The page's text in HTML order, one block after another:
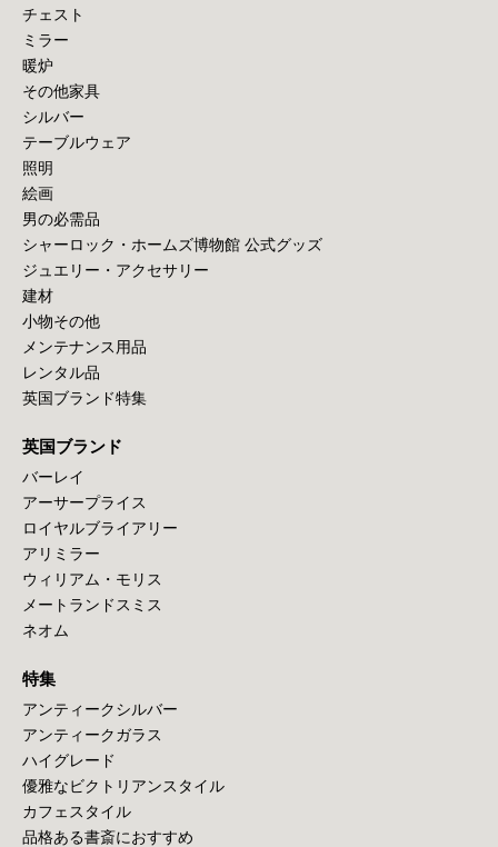
チェスト
ミラー
暖炉
その他家具
シルバー
テーブルウェア
照明
絵画
男の必需品
シャーロック・ホームズ博物館 公式グッズ
ジュエリー・アクセサリー
建材
小物その他
メンテナンス用品
レンタル品
英国ブランド特集
英国ブランド
バーレイ
アーサープライス
ロイヤルブライアリー
アリミラー
ウィリアム・モリス
メートランドスミス
ネオム
特集
アンティークシルバー
アンティークガラス
ハイグレード
優雅なビクトリアンスタイル
カフェスタイル
品格ある書斎におすすめ